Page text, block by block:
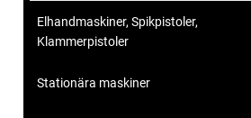
Elhandmaskiner, Spikpistoler,
Klammerpistoler
Stationära maskiner